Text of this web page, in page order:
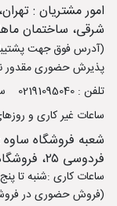
شرقی، ساختمان ماهان،
(آدرس فوق جهت
پذیرش حضوری مقدور
تلفن : 02191095040
ساعات غیر کاری و روزهای تعطیل
شعبه فروشگاه
فردوسی ۲۵، فروشگاه قالی‌خانه (اعتصامی)
ساعات کاری :شنبه تا پنج شنبه 9 صبح الی 13:30 -
(فروش حضوری در